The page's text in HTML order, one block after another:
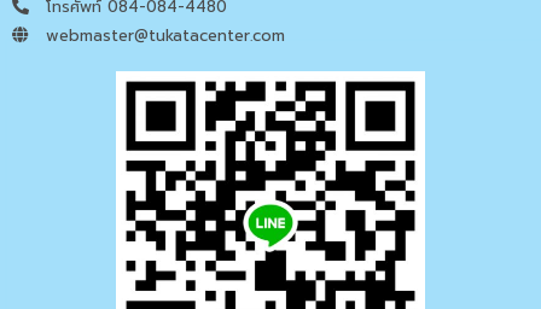
โทรศัพท์ 084-084-4480
webmaster@tukatacenter.com